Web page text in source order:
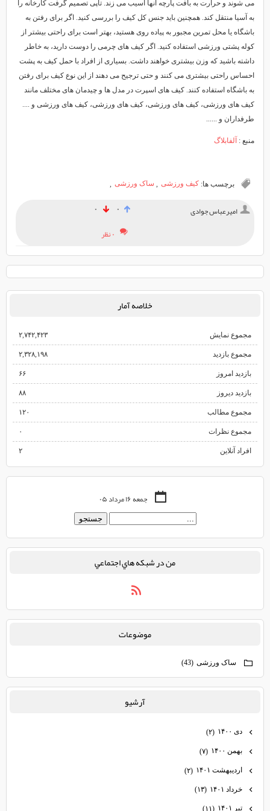
می شوند و حرارت به بافت پارچه آنها آسیب می زند. تاپی تصمیم گرفت کارخانه را
به آسیا منتقل کند. همچنین باید جنس کل کیف را بررسی کنید. اگر برای رفتن به
باشگاه یا محل تمرین مجبور به پیاده روی هستید، بهتر است برای راحتی بیشتر از
کوله پشتی ورزشی استفاده کنید. اگر کیف های چرمی را دوست دارید، به خاطر
داشته باشید که وزن بیشتری خواهند داشت. بسیاری از افراد با حمل کیف به پشت
احساس راحتی بیشتری می کنند و حتی ترجیح می دهند از این نوع کیف برای رفتن
به باشگاه استفاده کنند. کیف های اسپرت در مدل ها و چیدمان های مختلف مانند
کیف های ورزشی، کیف های ورزشی، کیف های ورزشی، کیف های ورزشی و ....
طرفداران و ......
منبع : آلفابلاگ
برچسب ها: کیف ورزشی ساک ورزشی
امیرعباس جوادی ۰
۰
۰ نظر
خلاصه آمار
مجموع نمایش‌ ۲,۷۴۲,۴۲۳
مجموع بازدید ۲,۳۲۸,۱۹۸
بازدید امروز ۶۶
بازدید دیروز ۸۸
مجموع مطالب ۱۲۰
مجموع نظرات ۰
افراد آنلاین ۲
جمعه ۱۶ مرداد ۰۵
من در شبكه هاي اجتماعي
موضوعات
ساک ورزشی (43)
آرشيو
دی ۱۴۰۰ (۲)
بهمن ۱۴۰۰ (۷)
اردیبهشت ۱۴۰۱ (۲)
خرداد ۱۴۰۱ (۱۳)
تیر ۱۴۰۱ (۱۱)